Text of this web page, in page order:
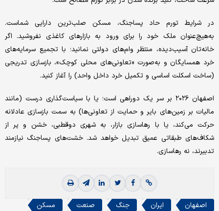
در شرایط تورم حاد پساجنگ، مسکن صلب‌ترین دارایی شماست.
به‌هیچ‌عنوان ملک خود را برای ورود به بازارهای کاغذی نفروشید. اگر
خانه‌تان آسیب‌دیده، منتظر وام‌های دولتی نمانید؛ با تجمیع سرمایه‌های
خرد همسایگان و به‌صورت «تعاونی‌های محلی کوچک»، بازسازی تدریجی
(ساخت اسکلت اساسی و تکمیل خرد داخل واحد) را آغاز کنید.
اصفهان ۲۰۲۶ بر سر یک دوراهی است؛ یا با سیاست‌گذاری درست (مانند
مالیات بر زمین‌های بایر و حمایت از تعاونی‌ها) به سمت بازسازی عادلانه
حرکت می‌کند، یا با رهاسازی بازار، به شهری دوقطبی، خشن و پر از
شکاف‌های طبقاتی عمیق تبدیل خواهد شد. خشت‌های پساجنگ نیازمند
تدبیرند، نه رهاسازی.
اصفهان ایران جنگ صنعت مسکن